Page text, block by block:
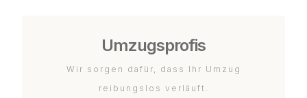
Umzugsprofis
Wir sorgen dafür, dass Ihr Umzug
reibungslos verläuft.